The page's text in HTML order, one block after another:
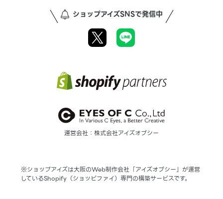
ショップアイズSNSで発信中
運営会社：株式会社アイズオブシー
※ショップアイズは大阪のWeb制作会社「アイズオブシー」が運営
しているShopify（ショッピファイ）専門の構築サービスです。